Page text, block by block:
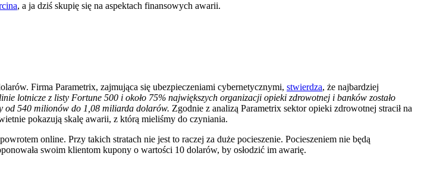
, a ja dziś skupię się na aspektach finansowych awarii.
Firma Parametrix, zajmująca się ubezpieczeniami cybernetycznymi, stwierdza, że najbardziej
lotnicze z listy Fortune 500 i około 75% największych organizacji opieki zdrowotnej i banków zostało
od 540 milionów do 1,08 miliarda dolarów. Zgodnie z analizą Parametrix sektor opieki zdrowotnej stracił na
pokazują skalę awarii, z którą mieliśmy do czyniania.
online. Przy takich stratach nie jest to raczej za duże pocieszenie. Pocieszeniem nie będą
swoim klientom kupony o wartości 10 dolarów, by osłodzić im awarię.